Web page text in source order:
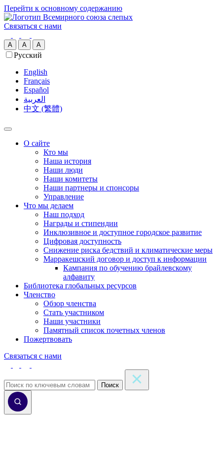
Перейти к основному содержанию
Связаться с нами
A A A
Русский
English
Français
Español
العربية‏
中文 (繁體)
О сайте
Кто мы
Наша история
Наши люди
Наши комитеты
Наши партнеры и спонсоры
Управление
Что мы делаем
Наш подход
Награды и стипендии
Инклюзивное и доступное городское развитие
Цифровая доступность
Снижение риска бедствий и климатические меры
Марракешский договор и доступ к информации
Кампания по обучению брайлевскому
алфавиту
Библиотека глобальных ресурсов
Членство
Обзор членства
Стать участником
Наши участники
Памятный список почетных членов
Пожертвовать
Связаться с нами
Поиск